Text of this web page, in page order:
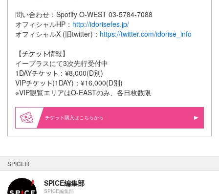
問い合わせ：Spotify O-WEST 03-5784-7088
オフィシャルHP： http://idorisefes.jp/
オフィシャルX (旧twitter)： https://twitter.com/idorise_info
【
情報】
イープラスにて3次先行受付中
1DAY
：¥8,000(D別)
VIP
(1DAY)：¥16,000(D別)
※VIP観覧エリアはO-EASTのみ、各日枚数限
購入はこちらから
SPICER
SPICE編集部
SPICE編集部